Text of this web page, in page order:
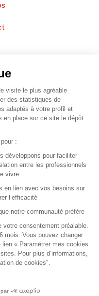
SAFI
visite le plus agréable
des statistiques de
adaptés à votre profil et
en place sur ce site le dépôt
:
développons pour faciliter
entre les professionnels
vivre
en lien avec vos besoins sur
l’efficacité
notre communauté préfère
consentement préalable.
mois. Vous pouvez changer
« Paramétrer mes cookies
Pour plus d’informations,
de cookies".